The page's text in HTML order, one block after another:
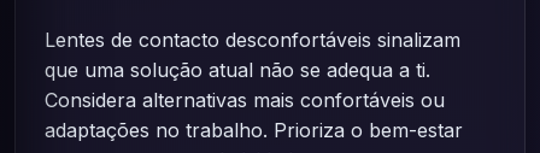
Lentes de contacto desconfortáveis sinalizam
que uma solução atual não se adequa a ti.
Considera alternativas mais confortáveis ou
adaptações no trabalho. Prioriza o bem-estar